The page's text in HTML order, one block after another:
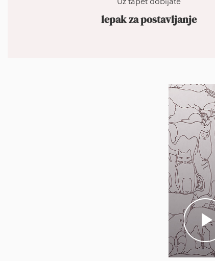
Uz tapet dobijate
lepak za postavljanje